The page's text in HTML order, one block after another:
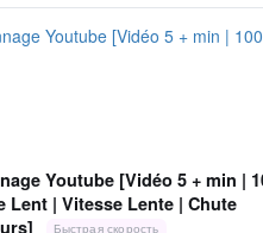
Youtube [Vidéo 5 + min |
Lent | Vitesse Lente | Chute
Быстрая скорость